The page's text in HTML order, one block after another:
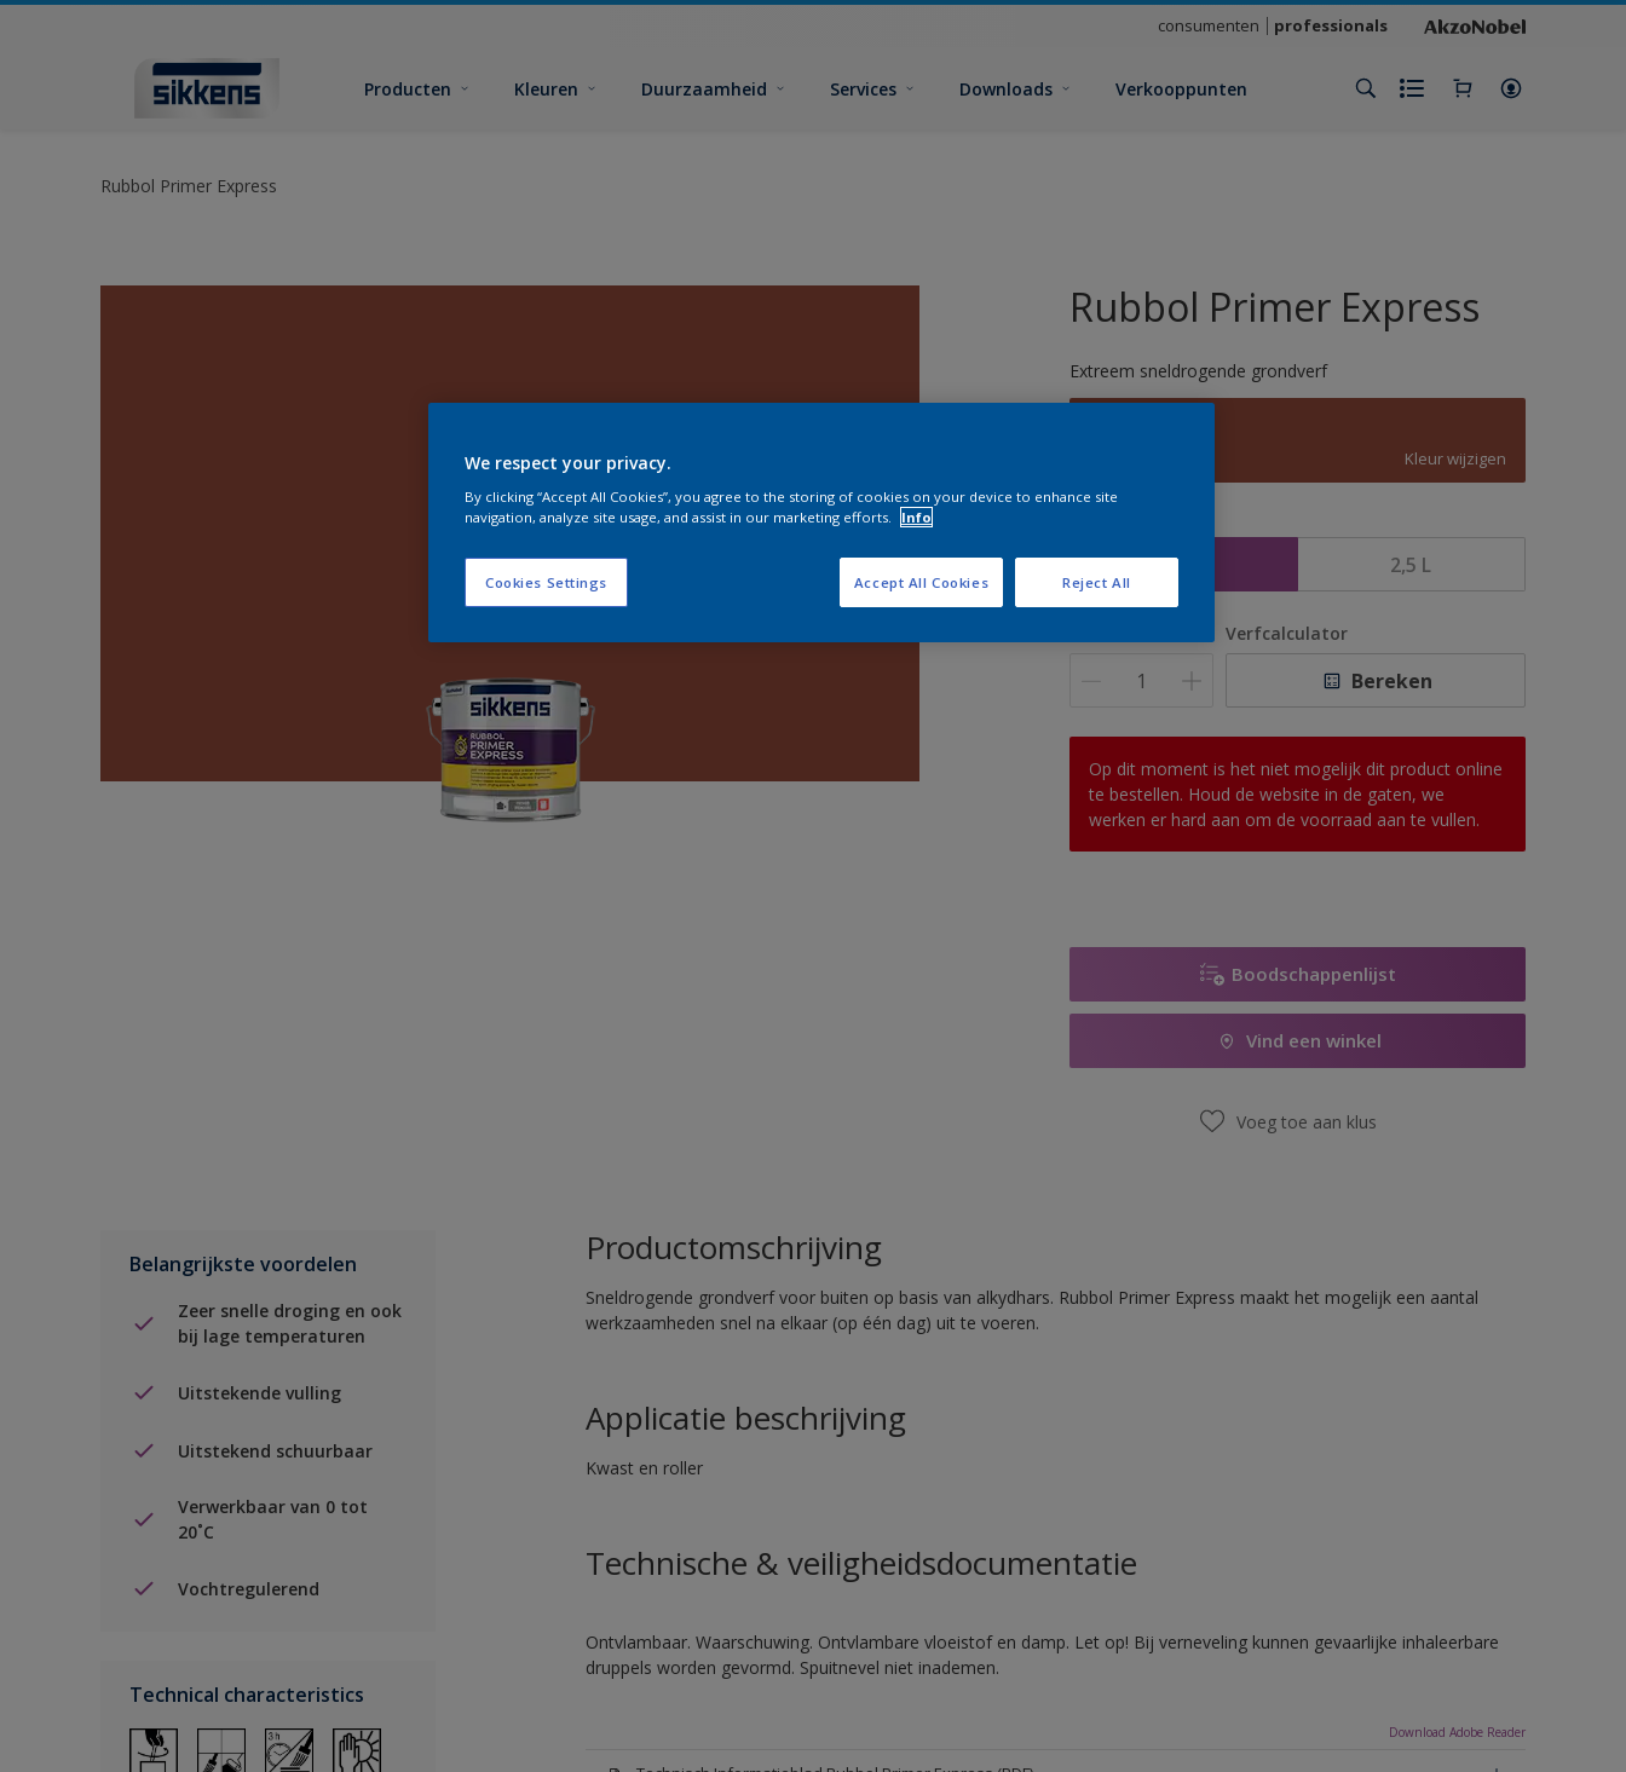
consumenten professionals
Producten Kleuren Duurzaamheid Services Downloads Verkooppunten
Rubbol Primer Express
Rubbol Primer Express
Extreem sneldrogende grondverf
Kleur wijzigen
1 L 2,5 L
Verfcalculator
Bereken
Op dit moment is het niet mogelijk dit product online
te bestellen. Houd de website in de gaten, we
werken er hard aan om de voorraad aan te vullen.
Boodschappenlijst
Vind een winkel
Voeg toe aan klus
Belangrijkste voordelen
Zeer snelle droging en ook
bij lage temperaturen
Uitstekende vulling
Uitstekend schuurbaar
Verwerkbaar van 0 tot
20˚C
Vochtregulerend
Technical characteristics
Productomschrijving
Sneldrogende grondverf voor buiten op basis van alkydhars. Rubbol Primer Express maakt het mogelijk een aantal
werkzaamheden snel na elkaar (op één dag) uit te voeren.
Applicatie beschrijving
Kwast en roller
Technische & veiligheidsdocumentatie
Ontvlambaar. Waarschuwing. Ontvlambare vloeistof en damp. Let op! Bij verneveling kunnen gevaarlijke inhaleerbare
druppels worden gevormd. Spuitnevel niet inademen.
Download Adobe Reader
We respect your privacy.
By clicking “Accept All Cookies”, you agree to the storing of cookies on your device to enhance site
navigation, analyze site usage, and assist in our marketing efforts.
Info
Cookies Settings Reject All
Accept All Cookies